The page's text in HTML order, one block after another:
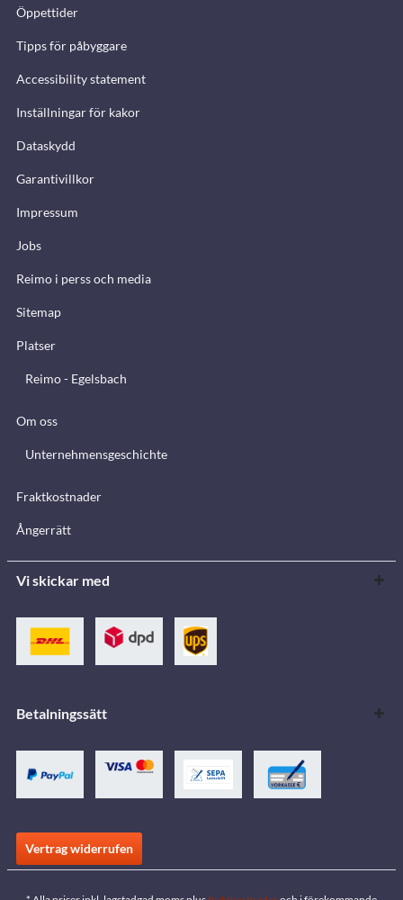
Öppettider
Tipps för påbyggare
Accessibility statement
Inställningar för kakor
Dataskydd
Garantivillkor
Impressum
Jobs
Reimo i perss och media
Sitemap
Platser
Reimo - Egelsbach
Om oss
Unternehmensgeschichte
Fraktkostnader
Ångerrätt
Vi skickar med
Betalningssätt
Vertrag widerrufen